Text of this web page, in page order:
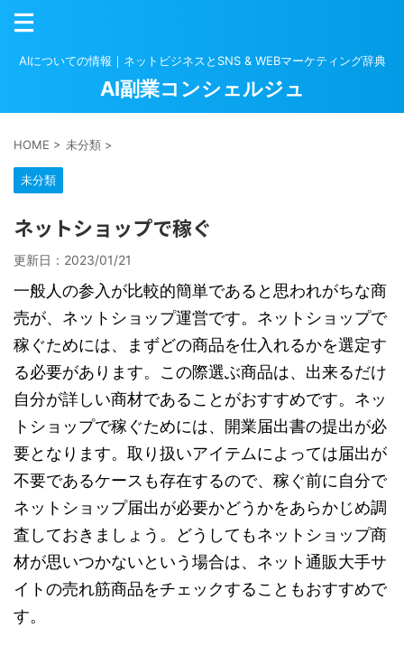
AIについての情報｜ネットビジネスとSNS & WEBマーケティング辞典
AI副業コンシェルジュ
HOME > 未分類 >
未分類
ネットショップで稼ぐ
更新日： 2023/01/21
一般人の参入が比較的簡単であると思われがちな商
売が、ネットショップ運営です。ネットショップで
稼ぐためには、まずどの商品を仕入れるかを選定す
る必要があります。この際選ぶ商品は、出来るだけ
自分が詳しい商材であることがおすすめです。ネッ
トショップで稼ぐためには、開業届出書の提出が必
要となります。取り扱いアイテムによっては届出が
不要であるケースも存在するので、稼ぐ前に自分で
ネットショップ届出が必要かどうかをあらかじめ調
査しておきましょう。どうしてもネットショップ商
材が思いつかないという場合は、ネット通販大手サ
イトの売れ筋商品をチェックすることもおすすめで
す。